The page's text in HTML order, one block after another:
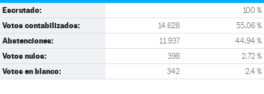
Escrutado: 100 %
Votos contabilizados: 14.628 55,06 %
Abstenciones: 11.937 44,94 %
Votos nulos: 398 2,72 %
Votos en blanco: 342 2,4 %